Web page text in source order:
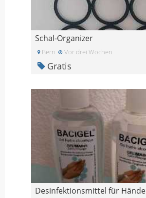
Schal-Organizer
Bern Vor drei Wochen
Gratis
Desinfektionsmittel für Hände